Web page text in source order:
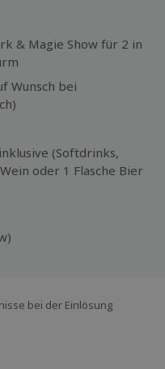
& Magie Show für 2 in
Wunsch bei
(Softdrinks,
oder 1 Flasche Bier
bei der Einlösung